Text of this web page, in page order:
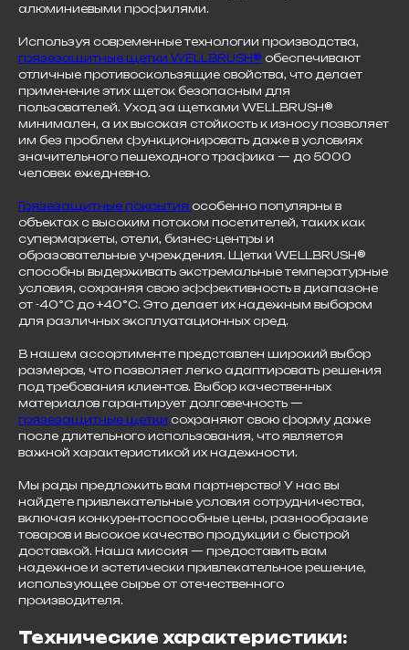
алюминиевыми профилями.
Используя современные технологии производства,
грязезащитные щетки WELLBRUSH® обеспечивают
отличные противоскользящие свойства, что делает
применение этих щеток безопасным для
пользователей. Уход за щетками WELLBRUSH®
минимален, а их высокая стойкость к износу позволяет
им без проблем функционировать даже в условиях
значительного пешеходного трафика — до 5000
человек ежедневно.
Грязезащитные покрытия особенно популярны в
объектах с высоким потоком посетителей, таких как
супермаркеты, отели, бизнес-центры и
образовательные учреждения. Щетки WELLBRUSH®
способны выдерживать экстремальные температурные
условия, сохраняя свою эффективность в диапазоне
от -40°C до +40°C. Это делает их надежным выбором
для различных эксплуатационных сред.
В нашем ассортименте представлен широкий выбор
размеров, что позволяет легко адаптировать решения
под требования клиентов. Выбор качественных
материалов гарантирует долговечность —
грязезащитные щетки сохраняют свою форму даже
после длительного использования, что является
важной характеристикой их надежности.
Мы рады предложить вам партнерство! У нас вы
найдете привлекательные условия сотрудничества,
включая конкурентоспособные цены, разнообразие
товаров и высокое качество продукции с быстрой
доставкой. Наша миссия — предоставить вам
надежное и эстетически привлекательное решение,
использующее сырье от отечественного
производителя.
Технические характеристики: